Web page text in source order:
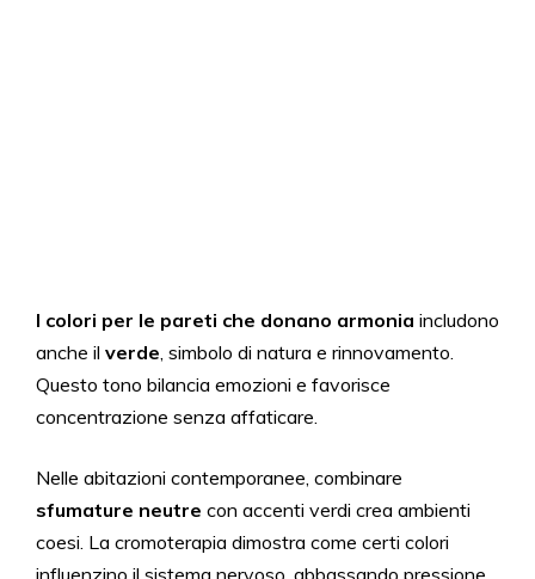
I colori per le pareti che donano armonia includono
anche il verde, simbolo di natura e rinnovamento.
Questo tono bilancia emozioni e favorisce
concentrazione senza affaticare.
Nelle abitazioni contemporanee, combinare
sfumature neutre con accenti verdi crea ambienti
coesi. La cromoterapia dimostra come certi colori
influenzino il sistema nervoso, abbassando pressione